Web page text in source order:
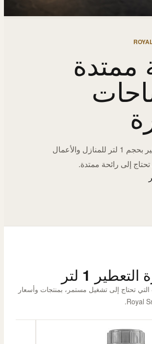
ممتدة
زيوت أجهزة تعطير بحجم 1 لتر للمنازل والأعمال
إلى رائحة ممتدة.
1 لتر
التي تحتاج إلى تشغيل مستمر، بمنتجات وأسعار